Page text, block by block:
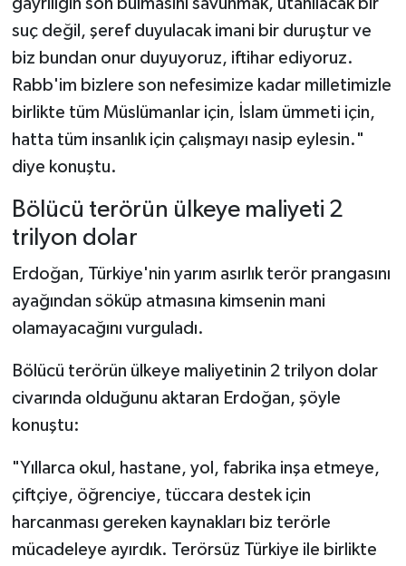
gayrılığın son bulmasını savunmak, utanılacak bir
suç değil, şeref duyulacak imani bir duruştur ve
biz bundan onur duyuyoruz, iftihar ediyoruz.
Rabb'im bizlere son nefesimize kadar milletimizle
birlikte tüm Müslümanlar için, İslam ümmeti için,
hatta tüm insanlık için çalışmayı nasip eylesin."
diye konuştu.
Bölücü terörün ülkeye maliyeti 2
trilyon dolar
Erdoğan, Türkiye'nin yarım asırlık terör prangasını
ayağından söküp atmasına kimsenin mani
olamayacağını vurguladı.
Bölücü terörün ülkeye maliyetinin 2 trilyon dolar
civarında olduğunu aktaran Erdoğan, şöyle
konuştu:
"Yıllarca okul, hastane, yol, fabrika inşa etmeye,
çiftçiye, öğrenciye, tüccara destek için
harcanması gereken kaynakları biz terörle
mücadeleye ayırdık. Terörsüz Türkiye ile birlikte